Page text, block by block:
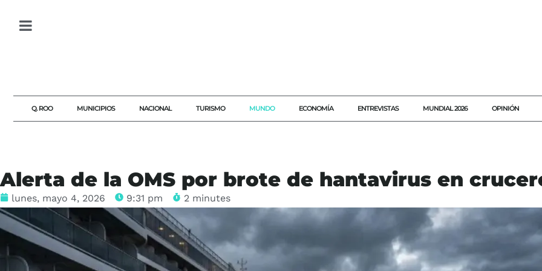
Q. ROO MUNICIPIOS NACIONAL TURISMO MUNDO ECONOMÍA ENTREVISTAS MUNDIAL 2026 OPINIÓN
Alerta de la OMS por brote de hantavirus en
lunes, mayo 4, 2026 9:31 pm 2 minutes